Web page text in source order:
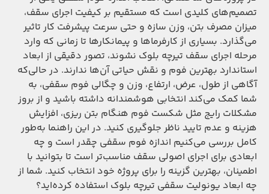
تصمیم‌های کلیدی است که مستقیم بر کیفیت اجرای سقف،
میزان مصرف بتن، وزن سازه و حتی سرعت پیشرفت کار تاثیر
می‌گذارد. بسیاری از کارفرماها و پیمانکارها تا زمانی که وارد
مرحله اجرای سقف تیرچه بلوک نشوند، تصور دقیقی از ابعاد
استاندارد بهترین فوم و نقش حیاتی آن‌ها ندارند. در حالی‌که
آگاهی از طول، عرض، ارتفاع، وزن و چگالی فوم سقفی، به
شما کمک می‌کند انتخابی هوشمندانه داشته باشید و از بروز
مشکلات رایج مثل شکست فوم هنگام بتن ریزی، افزایش
هزینه و عدم تایید ناظر جلوگیری کنید. در این راهنما به‌طور
کامل بررسی می‌کنیم اندازه فوم سقفی چقدر است و چه
ابعادی برای اجرای اصولی سقف مناسب‌تر است تا بتوانید با
اطمینان، بهترین گزینه را برای پروژه خود انتخاب کنید. شما از
چه ابعاد یونولیت سقفی تیرچه بلوک استفاده کرده‌اید؟